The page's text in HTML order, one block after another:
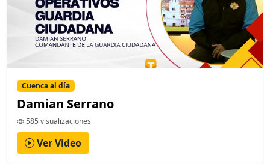
Cuenca al día
Damian Serrano
585 visualizaciones
Ver Video